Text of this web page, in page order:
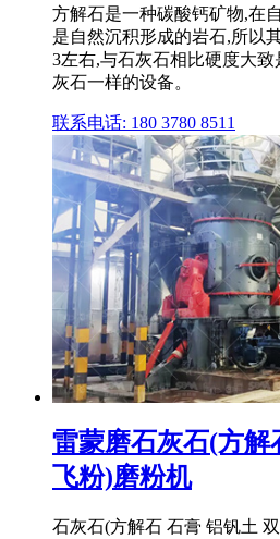
方解石是一种碳酸钙矿物,在
是自然沉积形成的岩石,所以
3左右,与石灰石相比硬度大
灰石一样的设备。
联系电话: 180 3780 8511
雷蒙磨石灰石(方解
飞粉)磨粉机
石灰石(方解石 石膏 铝钒土